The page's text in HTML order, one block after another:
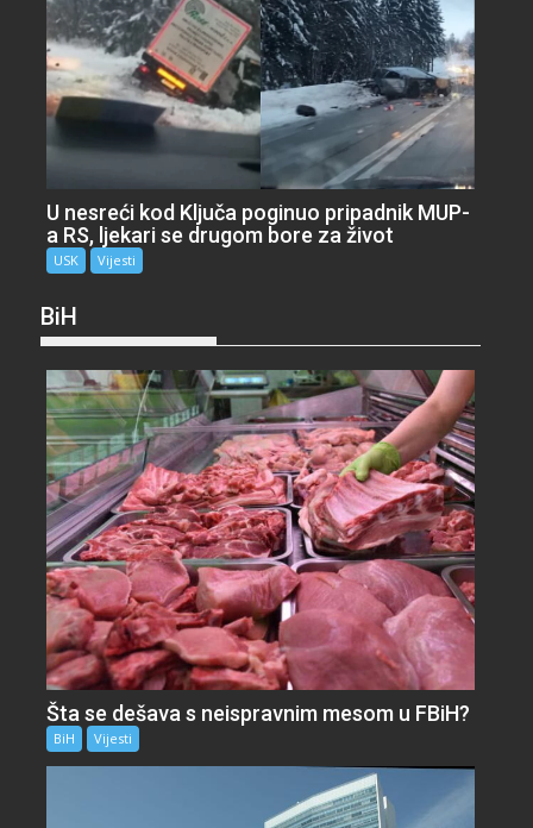
U nesreći kod Ključa poginuo pripadnik MUP-
a RS, ljekari se drugom bore za život
USK Vijesti
BiH
Šta se dešava s neispravnim mesom u FBiH?
BiH Vijesti